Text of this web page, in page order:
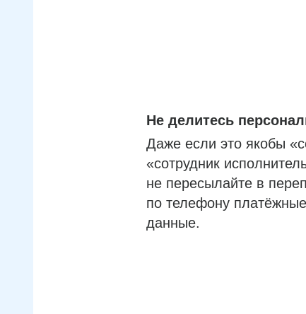
Не делитесь
Даже если это якобы
«сотрудник
не пересылайте в
по телефону
данные.